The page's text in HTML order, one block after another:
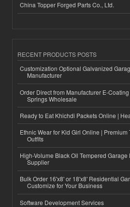
China Topper Forged Parts Co., Ltd.
RECENT PRODUCTS POSTS
Customization Optional Galvanized
Manufacturer
Order Direct from Manufacturer E-
Springs Wholesale
Ready to Eat Khichdi Packets Online |
Ethnic Wear for Kid Girl Online | Premium
Outfits
High-Volume Black Oil Tempered
Supplier
Bulk Order 16'x8' or 18'x8' Residential
Customize for Your Business
Software Development Services